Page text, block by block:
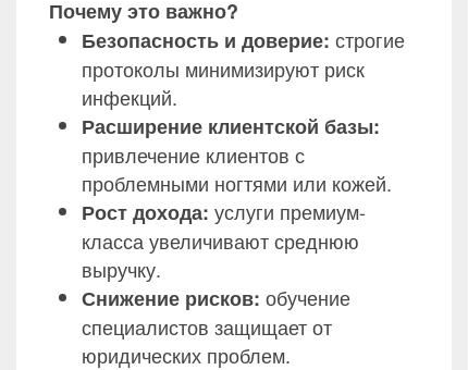
Почему это важно?
Безопасность и доверие: строгие
протоколы минимизируют риск
инфекций.
Расширение клиентской базы:
привлечение клиентов с
проблемными ногтями или кожей.
Рост дохода: услуги премиум-
класса увеличивают среднюю
выручку.
Снижение рисков: обучение
специалистов защищает от
юридических проблем.